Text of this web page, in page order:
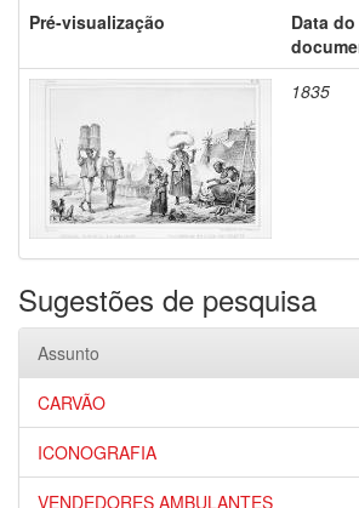
Pré-visualização
Data do
1835
Sugestões de pesquisa
Assunto
CARVÃO
ICONOGRAFIA
VENDEDORES AMBULANTES